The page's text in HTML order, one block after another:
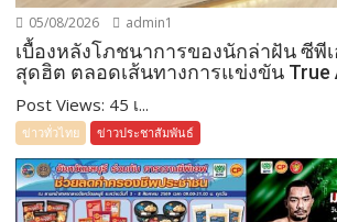
05/08/2026 admin1
เบื้องหลังโภชนาการของนักล่าฝัน ซีพีเ
สุดฮิต ตลอดเส้นทางการแข่งขัน True
Post Views: 45 เ...
ข่าวทั่วไทย ข่าวประชาสัมพันธ์